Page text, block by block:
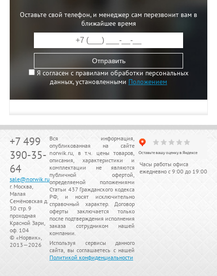
Оставьте свой телефон, и менеджер сам перезвонит вам в
ближайшее время
Отправить
Я согласен с правилами обработки персональных
данных, установленными Положением
+7 499
390-35-
64
sale@norwik.ru
г. Москва,
Малая
Семёновская д.
30 стр. 9
проходная
Красной Зари,
оф. 104
© «Норвик»,
2013—2026
Вся информация,
опубликованная на сайте
norwik.ru, в т.ч. цены товаров,
описания, характеристики и
комплектации не являются
публичной офертой,
определяемой положениями
Статьи 437 Гражданского кодекса
РФ, и носят исключительно
справочный характер. Договор
оферты заключается только
после подтверждения исполнения
заказа сотрудником нашей
компании.
Используя сервисы данного
сайта, вы соглашаетесь с нашей
Политикой конфиденциальности
Часы работы офиса
ежедневно с 9:00 до 19:00